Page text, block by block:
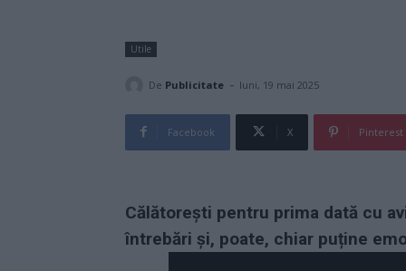
Utile
De Publicitate - luni, 19 mai 2025
Facebook X Pinterest
Călătorești pentru prima dată cu
întrebări și, poate, chiar puține